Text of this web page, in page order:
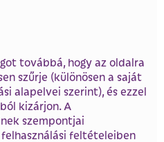
továbbá, hogy az oldalra
szűrje (különösen a saját
alapelvei szerint), és ezzel
kizárjon. A
szempontjai
feltételeiben